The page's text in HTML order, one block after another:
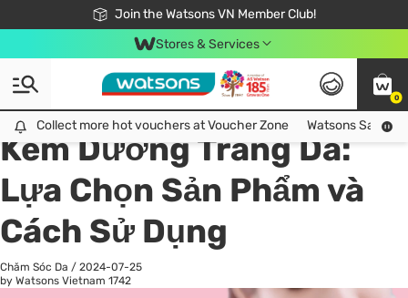
Join the Watsons VN Member Club!
Free Shipping For Order From 249,000Đ
24h Fast delivery in Hồ Chí Minh City
Stores & Services
0
Collect more hot vouchers at Voucher Zone
Collect more hot vouchers at Voucher Zone Watsons Safety
All
Chăm Sóc Cá Nhân
Kem Dưỡng Trắng Da:
Lựa Chọn Sản Phẩm và
Cách Sử Dụng
Chăm Sóc Da / 2024-07-25
by Watsons Vietnam 1742